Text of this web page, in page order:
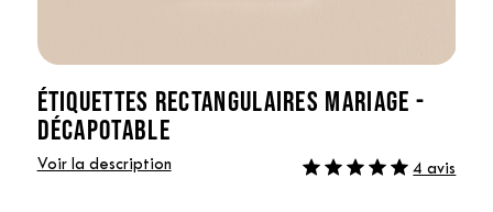
ÉTIQUETTES RECTANGULAIRES MARIAGE -
DÉCAPOTABLE
Voir la description 4 avis